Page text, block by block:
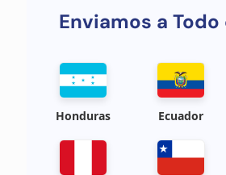
Enviamos a
Honduras Ecuador